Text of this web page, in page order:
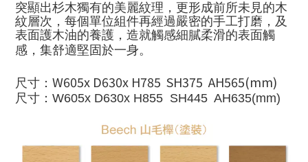
突顯出杉木獨有的美麗紋理，更形成前所未見的木
紋層次，每個單位組件再經過嚴密的手工打磨，及
表面護木油的養護，造就觸感細膩柔滑的表面觸
感，集舒適堅固於一身。
尺寸： W605x D630x H785 SH375 AH565(mm)
尺寸： W605x D630x H855 SH445 AH635(mm)